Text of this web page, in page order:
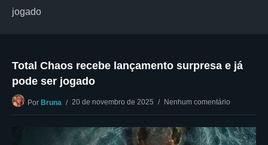
jogado
Total Chaos recebe lançamento surpresa e já
pode ser jogado
Por Bruna 20 de novembro de 2025 Nenhum comentário